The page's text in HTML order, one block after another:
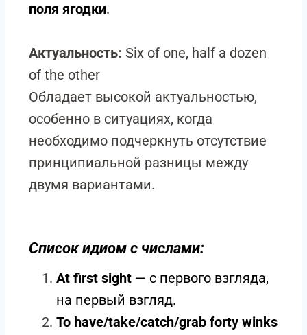
поля ягодки.
Актуальность: Six of one, half a dozen
of the other
Обладает высокой актуальностью,
особенно в ситуациях, когда
необходимо подчеркнуть отсутствие
принципиальной разницы между
двумя вариантами.
Список идиом с числами:
At first sight — с первого взгляда,
на первый взгляд.
To have/take/catch/grab forty winks